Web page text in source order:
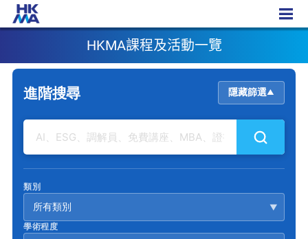
HKMA課程及活動一覽
HKMA課程及活動一覽
進階搜尋 隱藏篩選▲
類別
所有類別 ▼
學術程度